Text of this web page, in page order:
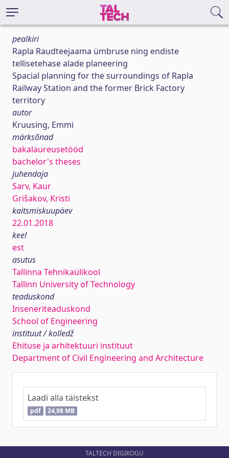
pealkiri
Rapla Raudteejaama ümbruse ning endiste
tellisetehase alade planeering
Spacial planning for the surroundings of Rapla
Railway Station and the former Brick Factory
territory
autor
Kruusing, Emmi
märksõnad
bakalaureusetööd
bachelor's theses
juhendaja
Sarv, Kaur
Grišakov, Kristi
kaitsmiskuupäev
22.01.2018
keel
est
asutus
Tallinna Tehnikaülikool
Tallinn University of Technology
teaduskond
Inseneriteaduskond
School of Engineering
instituut / kolledž
Ehituse ja arhitektuuri instituut
Department of Civil Engineering and Architecture
Laadi alla täistekst
pdf 24,98 MB
TALTECH DIGIKOGU